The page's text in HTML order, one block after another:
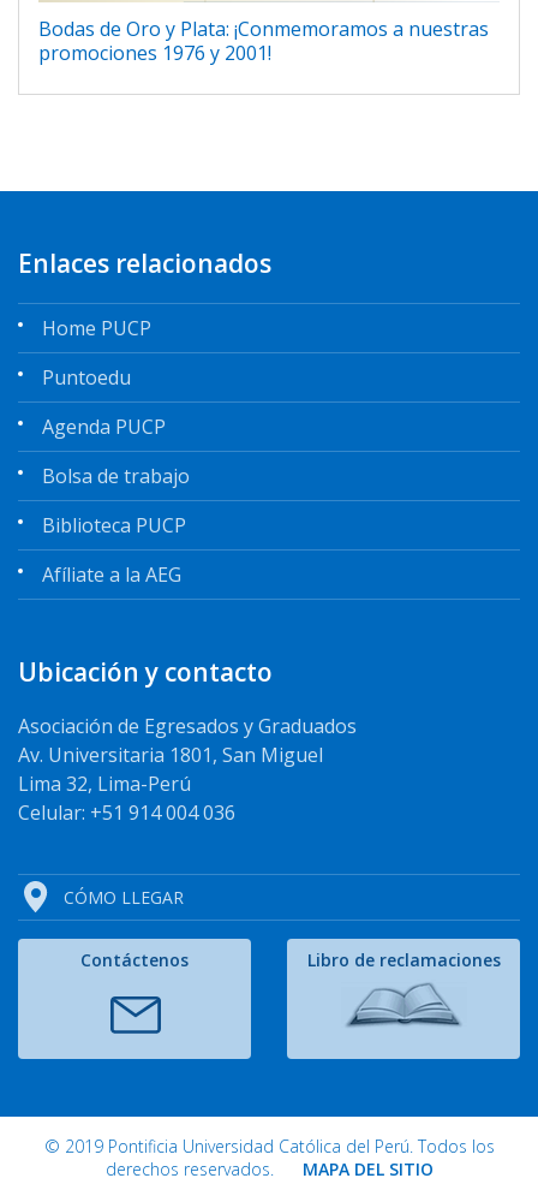
Bodas de Oro y Plata: ¡Conmemoramos a nuestras
promociones 1976 y 2001!
Enlaces relacionados
Home PUCP
Puntoedu
Agenda PUCP
Bolsa de trabajo
Biblioteca PUCP
Afíliate a la AEG
Ubicación y contacto
Asociación de Egresados y Graduados
Av. Universitaria 1801, San Miguel
Lima 32, Lima-Perú
Celular: +51 914 004 036
CÓMO LLEGAR
Contáctenos Libro de reclamaciones
© 2019 Pontificia Universidad Católica del Perú. Todos los
derechos reservados. MAPA DEL SITIO